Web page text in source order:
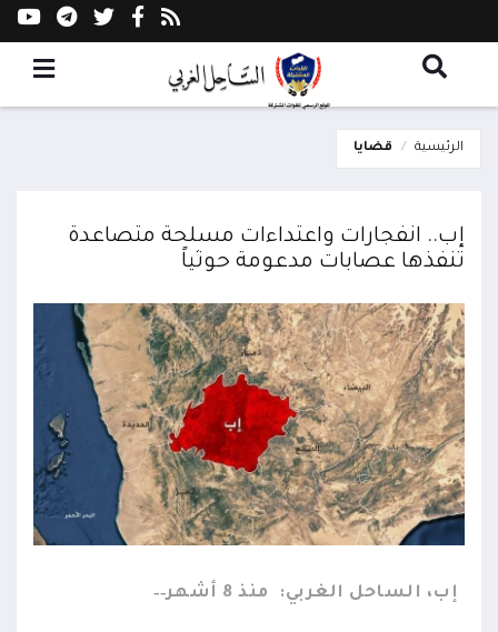
الرئيسية قضايا
إب.. انفجارات واعتداءات مسلحة متصاعدة
تنفذها عصابات مدعومة حوثياً
إب، الساحل الغربي: منذ 8 أشهر